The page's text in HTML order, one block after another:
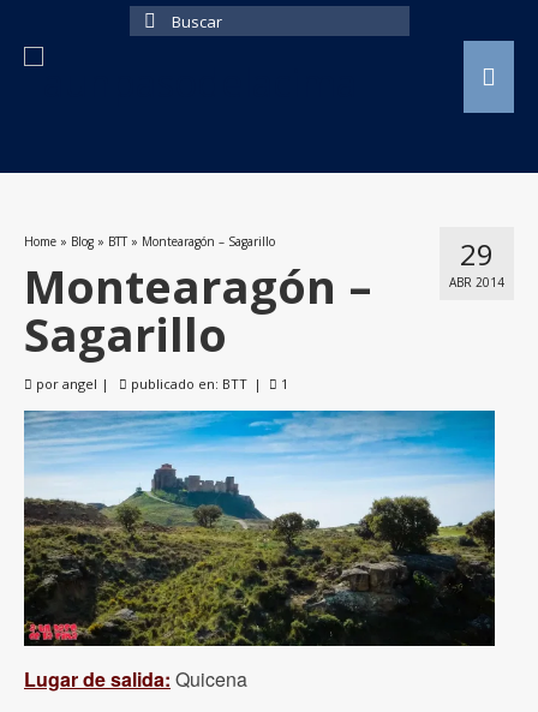
Buscar
29
ABR 2014
Home » Blog » BTT » Montearagón – Sagarillo
Montearagón –
Sagarillo
por angel | publicado en: BTT | 1
Lugar de salida: Quicena